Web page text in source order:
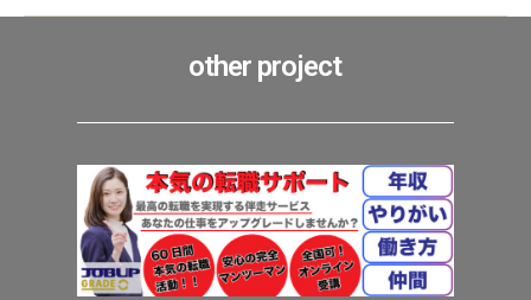
other project